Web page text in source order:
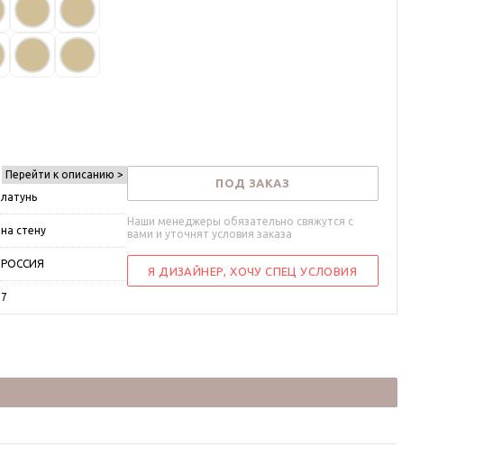
Перейти к описанию >
латунь
на стену
РОССИЯ
7
ПОД ЗАКАЗ
Наши менеджеры обязательно свяжутся с
вами и уточнят условия заказа
Я ДИЗАЙНЕР, ХОЧУ СПЕЦ УСЛОВИЯ